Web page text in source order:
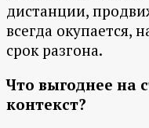
дистанции,
всегда окупается,
срок разгона.
Что выгоднее на
контекст?